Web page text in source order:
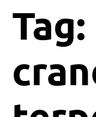
Tag: